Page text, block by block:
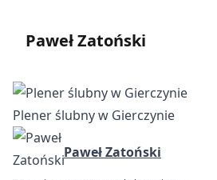
Paweł Zatoński
Plener ślubny w Gierczynie
Paweł Zatoński